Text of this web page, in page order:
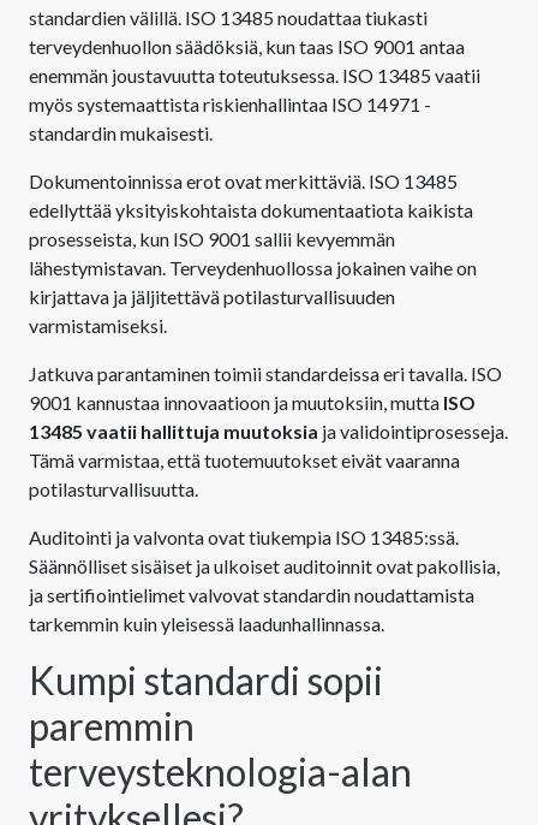
standardien välillä. ISO 13485 noudattaa tiukasti
terveydenhuollon säädöksiä, kun taas ISO 9001 antaa
enemmän joustavuutta toteutuksessa. ISO 13485 vaatii
myös systemaattista riskienhallintaa ISO 14971 -
standardin mukaisesti.
Dokumentoinnissa erot ovat merkittäviä. ISO 13485
edellyttää yksityiskohtaista dokumentaatiota kaikista
prosesseista, kun ISO 9001 sallii kevyemmän
lähestymistavan. Terveydenhuollossa jokainen vaihe on
kirjattava ja jäljitettävä potilasturvallisuuden
varmistamiseksi.
Jatkuva parantaminen toimii standardeissa eri tavalla. ISO
9001 kannustaa innovaatioon ja muutoksiin, mutta ISO
13485 vaatii hallittuja muutoksia ja validointiprosesseja.
Tämä varmistaa, että tuotemuutokset eivät vaaranna
potilasturvallisuutta.
Auditointi ja valvonta ovat tiukempia ISO 13485:ssä.
Säännölliset sisäiset ja ulkoiset auditoinnit ovat pakollisia,
ja sertifiointielimet valvovat standardin noudattamista
tarkemmin kuin yleisessä laadunhallinnassa.
Kumpi standardi sopii
paremmin
terveysteknologia-alan